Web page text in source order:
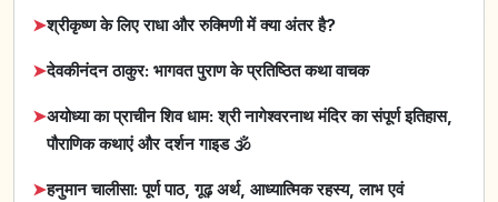
➤श्रीकृष्ण के लिए राधा और रुक्मिणी में क्या अंतर है?
➤देवकीनंदन ठाकुर: भागवत पुराण के प्रतिष्ठित कथा वाचक
➤अयोध्या का प्राचीन शिव धाम: श्री नागेश्वरनाथ मंदिर का संपूर्ण इतिहास,
पौराणिक कथाएं और दर्शन गाइड 🕉️
➤हनुमान चालीसा: पूर्ण पाठ, गूढ़ अर्थ, आध्यात्मिक रहस्य, लाभ एवं